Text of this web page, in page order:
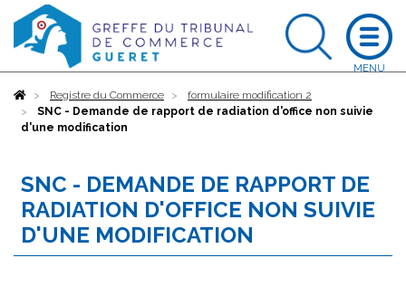
AccueilRegistre du Commerce
formulaire modification 2
SNC - Demande de rapport de radiation d'office non suivie
d'une modification
SNC - DEMANDE DE RAPPORT DE
RADIATION D'OFFICE NON SUIVIE
D'UNE MODIFICATION